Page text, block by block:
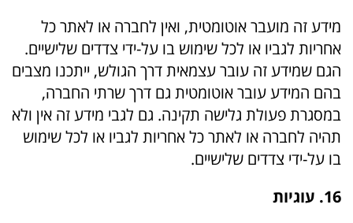
מידע זה מועבר אוטומטית, ואין לחברה או לאתר כל
אחריות לגביו או לכל שימוש בו על-ידי צדדים שלישיים.
הגם שמידע זה עובר עצמאית דרך הגולש, ייתכנו מצבים
בהם המידע עובר אוטומטית גם דרך שרתי החברה,
במסגרת פעולת גלישה תקינה. גם לגבי מידע זה אין ולא
תהיה לחברה או לאתר כל אחריות לגביו או לכל שימוש
בו על-ידי צדדים שלישיים.
16. עוגיות